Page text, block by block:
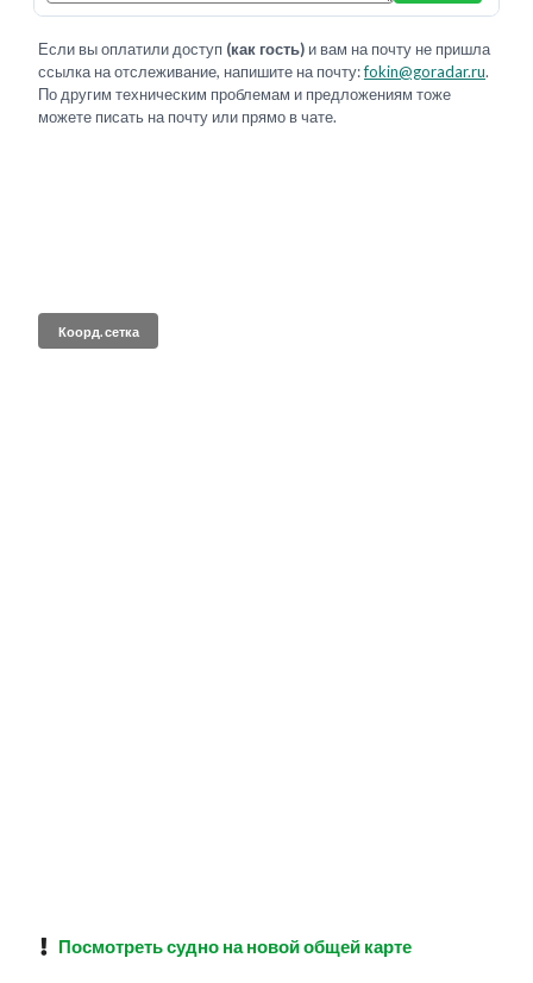
Если вы оплатили доступ (как гость) и вам на почту не пришла
ссылка на отслеживание, напишите на почту:fokin@goradar.ru.
По другим техническим проблемам и предложениям тоже
можете писать на почту или прямо в чате.
Коорд. сетка
Посмотреть судно на новой общей карте